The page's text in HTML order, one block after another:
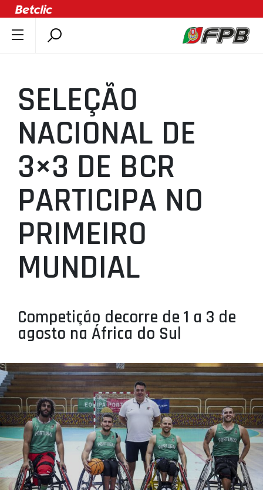
ÚLTIMAS
COMPETIÇÕES
ASSOCIAÇÕES
CLUBES
AGENTES
AGENDA
SELEÇÕES
MINIBASQUETE
ÁREA TÉCNICA
PROJETOS
LIGA BETCLIC FEMININA
SELEÇÃO
NACIONAL DE
3×3 DE BCR
PARTICIPA NO
PRIMEIRO
MUNDIAL
Competição decorre de 1 a 3 de
agosto na África do Sul